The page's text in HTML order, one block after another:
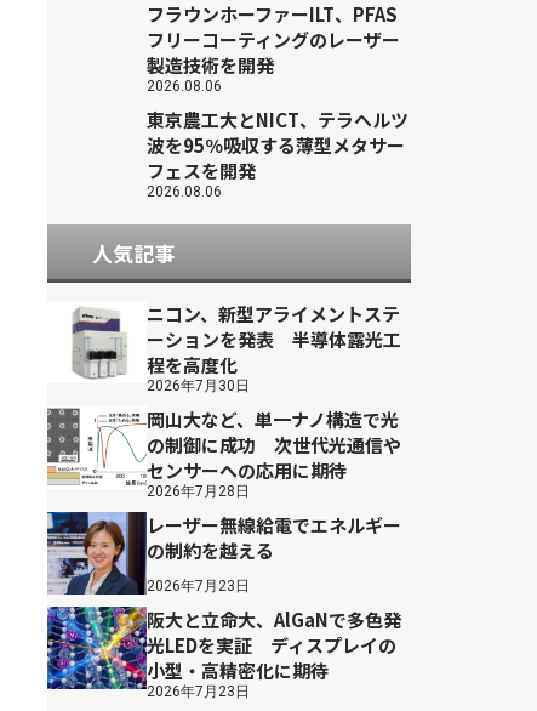
フラウンホーファーILT、PFAS
フリーコーティングのレーザー
製造技術を開発
2026.08.06
東京農工大とNICT、テラヘルツ
波を95％吸収する薄型メタサー
フェスを開発
2026.08.06
人気記事
ニコン、新型アライメントステ
ーションを発表 半導体露光工
程を高度化
2026年7月30日
岡山大など、単一ナノ構造で光
の制御に成功 次世代光通信や
センサーへの応用に期待
2026年7月28日
レーザー無線給電でエネルギー
の制約を越える
2026年7月23日
阪大と立命大、AlGaNで多色発
光LEDを実証 ディスプレイの
小型・高精密化に期待
2026年7月23日